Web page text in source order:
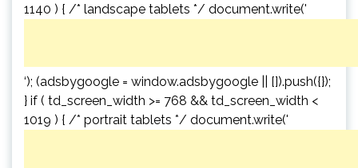
1140 ) { /* landscape tablets */ document.write('
‘); (adsbygoogle = window.adsbygoogle || []).push({});
} if ( td_screen_width >= 768 && td_screen_width <
1019 ) { /* portrait tablets */ document.write('